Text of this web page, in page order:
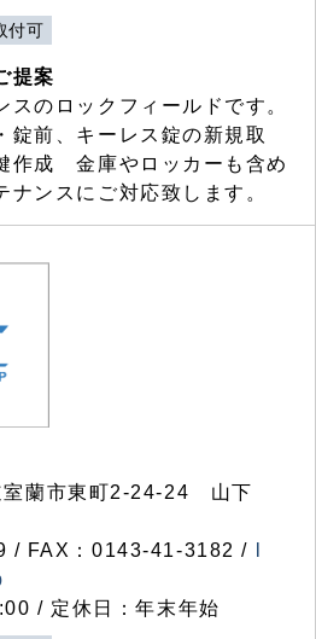
付可
提案
スのロックフィールドです。
錠前、キーレス錠の新規取
作成 金庫やロッカーも含め
ナンスにご対応致します。
蘭市東町2-24-24 山下
/ FAX：0143-41-3182 /
/ 定休日：年末年始